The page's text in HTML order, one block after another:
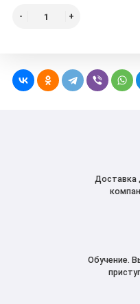
Доставка
Обучение.